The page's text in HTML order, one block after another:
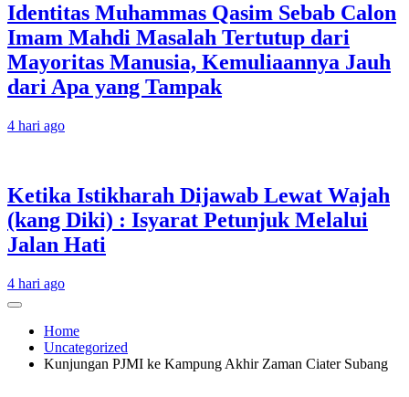
Identitas Muhammas Qasim Sebab Calon
Imam Mahdi Masalah Tertutup dari
Mayoritas Manusia, Kemuliaannya Jauh
dari Apa yang Tampak
4 hari ago
Ketika Istikharah Dijawab Lewat Wajah
(kang Diki) : Isyarat Petunjuk Melalui
Jalan Hati
4 hari ago
Home
Uncategorized
Kunjungan PJMI ke Kampung Akhir Zaman Ciater Subang